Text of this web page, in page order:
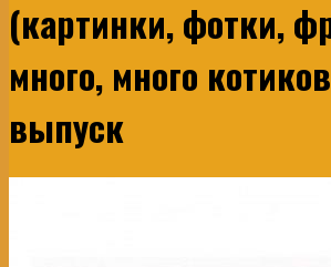
(картинки, фотки,
много, много
выпуск